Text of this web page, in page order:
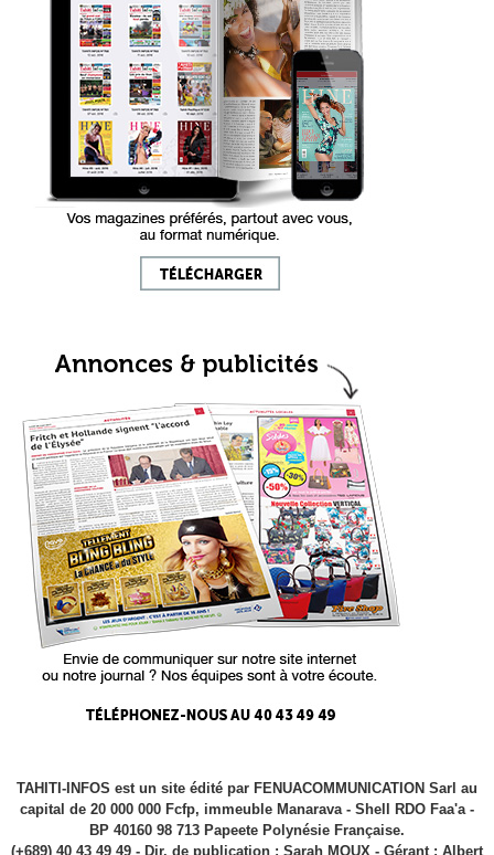
TAHITI-INFOS est un site édité par FENUACOMMUNICATION Sarl au
capital de 20 000 000 Fcfp, immeuble Manarava - Shell RDO Faa'a -
BP 40160 98 713 Papeete Polynésie Française.
(+689) 40 43 49 49 - Dir. de publication : Sarah MOUX - Gérant : Albert